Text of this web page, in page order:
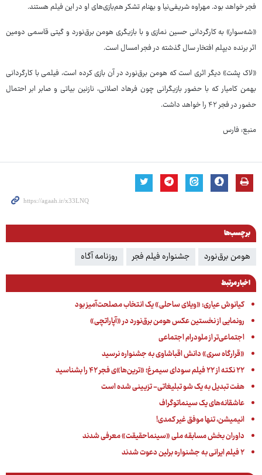
فجر خواهد بود. مهراوه شریفی‌نیا و بهنام تشکر هم‌بازی‌های او در این فیلم هستند.
«شه‌سوار» به کارگردانی حسین نمازی و با بازیگری هومن برق‌نورد و گیتی قاسمی دومین
اثر برنده دیپلم افتخار سال گذشته در فجر امسال است.
«لاک پشت» دیگر اثری است که هومن برق‌نورد در آن بازی کرده است، فیلمی با کارگردانی
بهمن کامیار که با حضور بازیگرانی چون فرهاد اصلانی،‌ نازنین بیاتی و صابر ابر احتمال
حضور در فجر ۴۲ را خواهد داشت.
منبع: فارس
برچسب‌ها
هومن برق‌نورد جشنواره فیلم فجر روزنامه آگاه
اخبار مرتبط
کیانوش عیاری: «ویلای ساحلی» یک انتخاب مصلحت‌آمیز بود
رونمایی از نخستین عکس هومن برق‌نورد در «آپاراتچی»
اجتماعی‌تر از ملودرام اجتماعی
«قرارگاه سری» دانش اقباشاوی به جشنواره نرسید
۲۲ نکته از ۲۲ فیلم سودای سیمرغ؛ «ترین‌ها»ی فجر ۴۲ را بشناسید
هفت تبدیل به یک شو تبلیغاتی- تزیینی شده است
عاشقانه‌های یک سینماتوگراف
انیمیشن، تنها موفق غیر کمدی!
داوران بخش مسابقه ملی «سینماحقیقت» معرفی شدند
۲ فیلم ایرانی به جشنواره برلین دعوت شدند